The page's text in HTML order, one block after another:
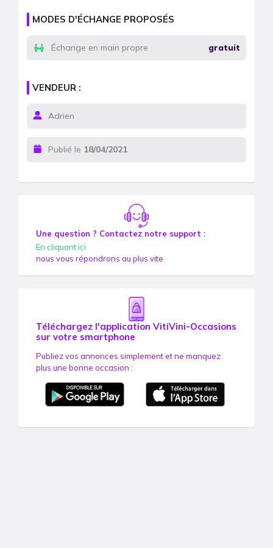
MODES D'ÉCHANGE PROPOSÉS
Échange en main propre gratuit
VENDEUR :
Adrien
Publié le 18/04/2021
Une question ? Contactez notre support :
En cliquant ici
nous vous répondrons au plus vite
Téléchargez l'application VitiVini-Occasions
sur votre smartphone
Publiez vos annonces simplement et ne manquez
plus une bonne occasion :